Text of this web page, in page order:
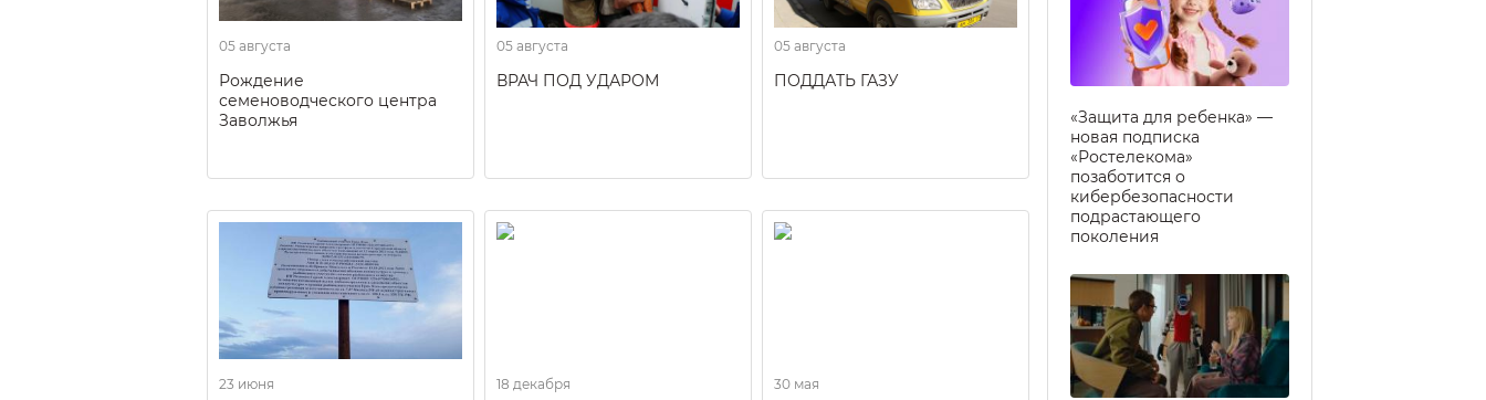
05 августа
Рождение
семеноводческого центра
Заволжья
05 августа
ВРАЧ ПОД УДАРОМ
05 августа
ПОДДАТЬ ГАЗУ
23 июня 18 декабря 30 мая
«Защита для ребенка» —
новая подписка
«Ростелекома»
позаботится о
кибербезопасности
подрастающего
поколения